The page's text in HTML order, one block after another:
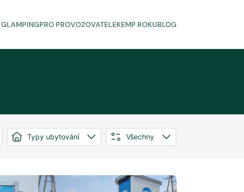
GLAMPINGPRO PROVOZOVATELEKEMP ROKUBLOG
Typy ubytování Všechny